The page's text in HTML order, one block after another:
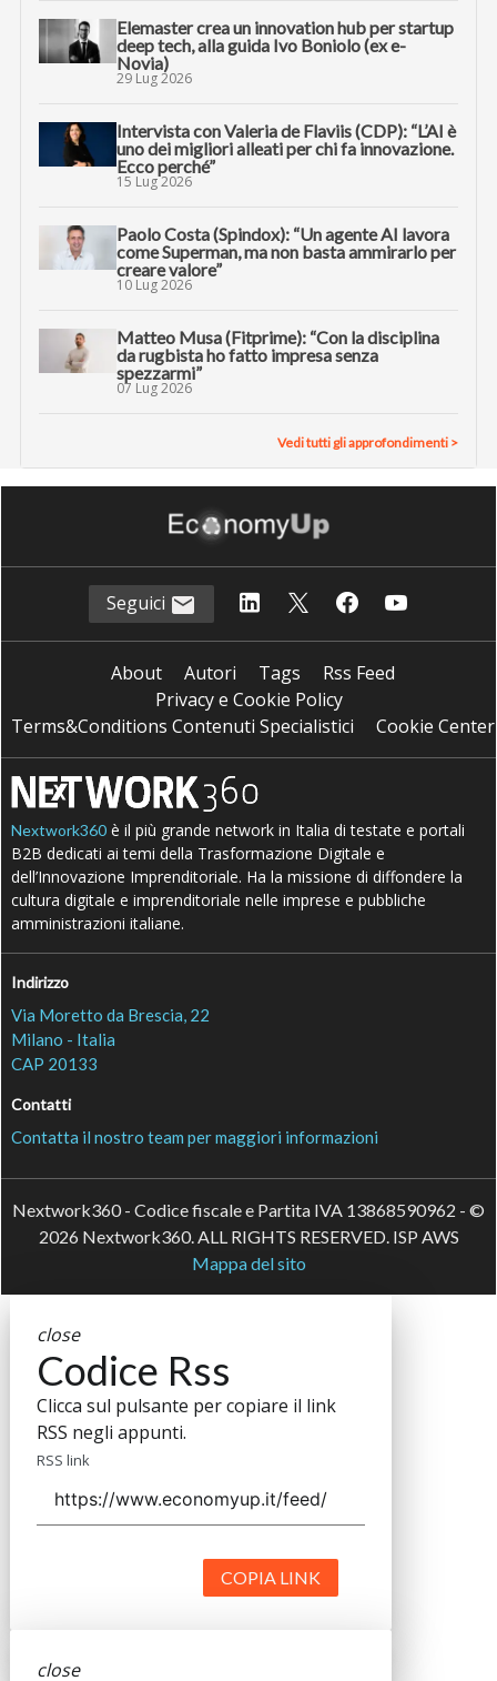
Elemaster crea un innovation hub per startup
deep tech, alla guida Ivo Boniolo (ex e-
Novia)
29 Lug 2026
Intervista con Valeria de Flaviis (CDP): “L’AI è
uno dei migliori alleati per chi fa innovazione.
Ecco perché”
15 Lug 2026
Paolo Costa (Spindox): “Un agente AI lavora
come Superman, ma non basta ammirarlo per
creare valore”
10 Lug 2026
Matteo Musa (Fitprime): “Con la disciplina
da rugbista ho fatto impresa senza
spezzarmi”
07 Lug 2026
Vedi tutti gli approfondimenti >
Seguici
About Autori Tags
Rss Feed
Privacy e Cookie Policy
Terms&Conditions Contenuti Specialistici
Cookie Center
Nextwork360 è il più grande network in Italia di testate e portali
B2B dedicati ai temi della Trasformazione Digitale e
dell’Innovazione Imprenditoriale. Ha la missione di diffondere la
cultura digitale e imprenditoriale nelle imprese e pubbliche
amministrazioni italiane.
Indirizzo
Via Moretto da Brescia, 22
Milano - Italia
CAP 20133
Contatti
Contatta il nostro team per maggiori informazioni
Nextwork360 - Codice fiscale e Partita IVA 13868590962 - ©
2026 Nextwork360. ALL RIGHTS RESERVED. ISP AWS
Mappa del sito
close
Codice Rss
Clicca sul pulsante per copiare il link
RSS negli appunti.
RSS link
COPIA LINK
close